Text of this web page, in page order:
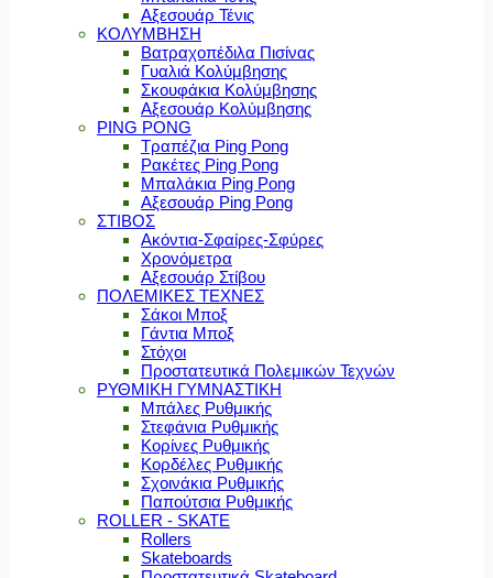
Αξεσουάρ Τένις
ΚΟΛΥΜΒΗΣΗ
Βατραχοπέδιλα Πισίνας
Γυαλιά Κολύμβησης
Σκουφάκια Κολύμβησης
Αξεσουάρ Κολύμβησης
PING PONG
Τραπέζια Ping Pong
Ρακέτες Ping Pong
Μπαλάκια Ping Pong
Αξεσουάρ Ping Pong
ΣΤΙΒΟΣ
Ακόντια-Σφαίρες-Σφύρες
Χρονόμετρα
Αξεσουάρ Στίβου
ΠΟΛΕΜΙΚΕΣ ΤΕΧΝΕΣ
Σάκοι Μποξ
Γάντια Μποξ
Στόχοι
Προστατευτικά Πολεμικών Τεχνών
ΡΥΘΜΙΚΗ ΓΥΜΝΑΣΤΙΚΗ
Μπάλες Ρυθμικής
Στεφάνια Ρυθμικής
Κορίνες Ρυθμικής
Κορδέλες Ρυθμικής
Σχοινάκια Ρυθμικής
Παπούτσια Ρυθμικής
ROLLER - SKATE
Rollers
Skateboards